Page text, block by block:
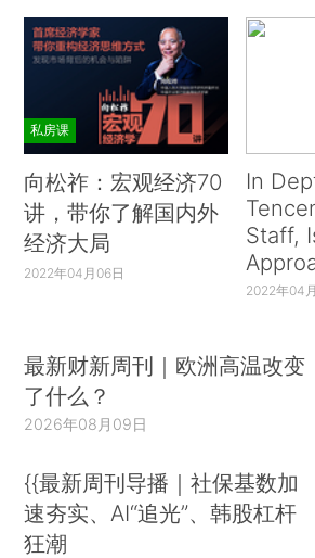
私房课
向松祚：宏观经济70
讲，带你了解国内外
经济大局
2022年04月06日
In
Staff,
2022年04
最新财新周刊｜欧洲高温改变
了什么？
2026年08月09日
{{最新周刊导播｜社保基数加
速夯实、AI“追光”、韩股杠杆
狂潮